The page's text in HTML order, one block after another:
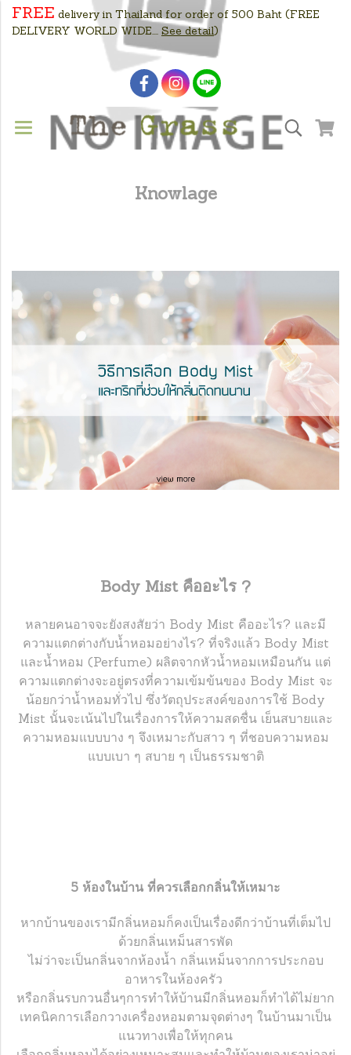
FREE delivery in Thailand for order of 500 Baht (FREE
DELIVERY WORLD WIDE.... See detail)
Knowlage
Body Mist คืออะไร ?
หลายคนอาจจะยังสงสัยว่า Body Mist คืออะไร? และมี
ความแตกต่างกับน้ำหอมอย่างไร? ที่จริงแล้ว Body Mist
และน้ำหอม (Perfume) ผลิตจากหัวน้ำหอมเหมือนกัน แต่
ความแตกต่างจะอยู่ตรงที่ความเข้มข้นของ Body Mist จะ
น้อยกว่าน้ำหอมทั่วไป ซึ่งวัตถุประสงค์ของการใช้ Body
Mist นั้นจะเน้นไปในเรื่องการให้ความสดชื่น เย็นสบายและ
ความหอมแบบบาง ๆ จึงเหมาะกับสาว ๆ ที่ชอบความหอม
แบบเบา ๆ สบาย ๆ เป็นธรรมชาติ
5 ห้องในบ้าน ที่ควรเลือกกลิ่นให้เหมาะ
หากบ้านของเรามีกลิ่นหอมก็คงเป็นเรื่องดีกว่าบ้านที่เต็มไป
ด้วยกลิ่นเหม็นสารพัด
ไม่ว่าจะเป็นกลิ่นจากห้องน้ำ กลิ่นเหม็นจากการประกอบ
อาหารในห้องครัว
หรือกลิ่นรบกวนอื่นๆการทำให้บ้านมีกลิ่นหอมก็ทำได้ไม่ยาก
เทคนิคการเลือกวางเครื่องหอมตามจุดต่างๆ ในบ้านมาเป็น
แนวทางเพื่อให้ทุกคน